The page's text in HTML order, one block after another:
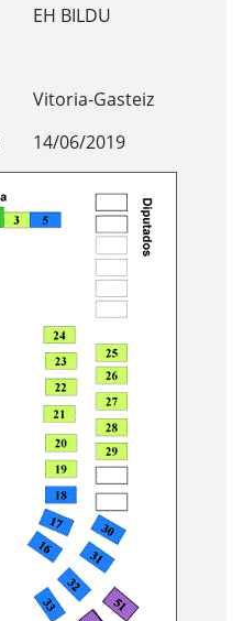
EH BILDU
Vitoria-Gasteiz
14/06/2019